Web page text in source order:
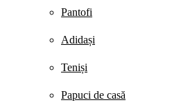
Pantofi
Adidași
Teniși
Papuci de casă